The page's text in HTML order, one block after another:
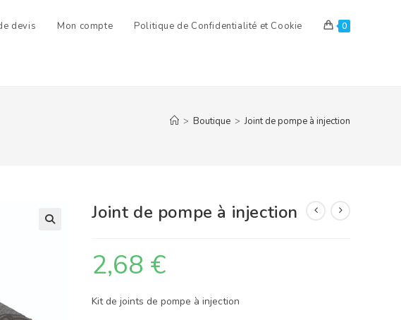
devis Mon compte Politique de Confidentialité et Cookie 0
> Boutique > Joint de pompe à injection
Joint de pompe à injection
2,68 €
Kit de joints de pompe à injection